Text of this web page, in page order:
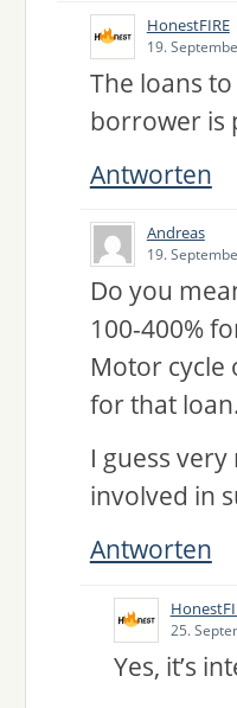
HonestFIRE
19.
The loans
borrower is
Antworten
Andreas
19.
Do you
100-400%
Motor cycle
for that
I guess
involved in
Antworten
25.
Yes, it’s